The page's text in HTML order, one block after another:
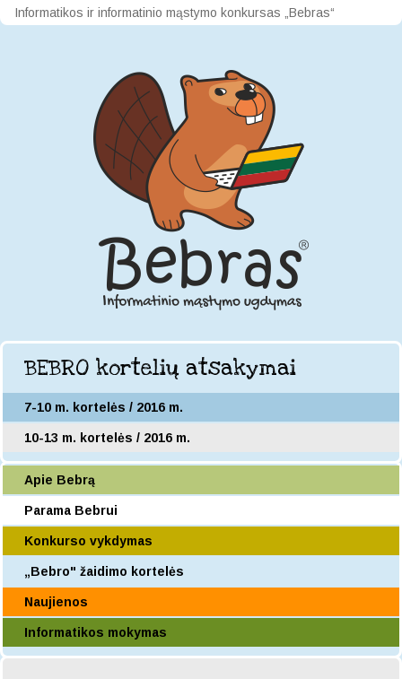
Informatikos ir informatinio mąstymo konkursas „Bebras“
BEBRO kortelių atsakymai
7-10 m. kortelės / 2016 m.
10-13 m. kortelės / 2016 m.
Apie Bebrą
Parama Bebrui
Konkurso vykdymas
„Bebro" žaidimo kortelės
Naujienos
Informatikos mokymas